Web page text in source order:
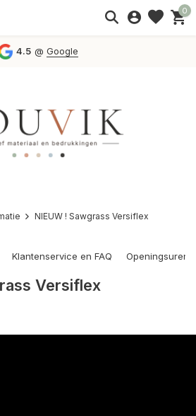
0
4.5 @Google
NIEUW ! Sawgrass Versiflex
Klantenservice en FAQ Openingsuren
Versiflex